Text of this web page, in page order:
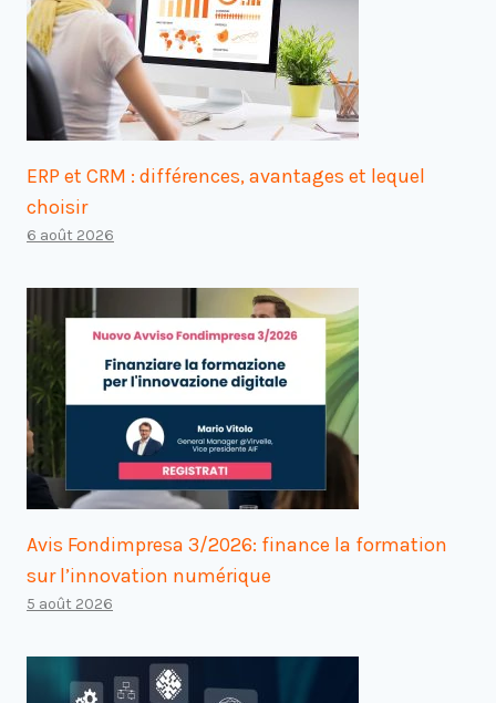
ERP et CRM : différences, avantages et lequel
choisir
6 août 2026
Avis Fondimpresa 3/2026: finance la formation
sur l’innovation numérique
5 août 2026